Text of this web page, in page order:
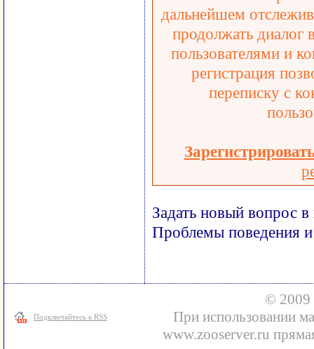
дальнейшем
продолжать диалог
пользователями и
регистрация
переписку с
Задать новый вопрос
Проблемы поведения и
Подключайтесь к RSS
© 2009
При использовании
www.zooserver.ru